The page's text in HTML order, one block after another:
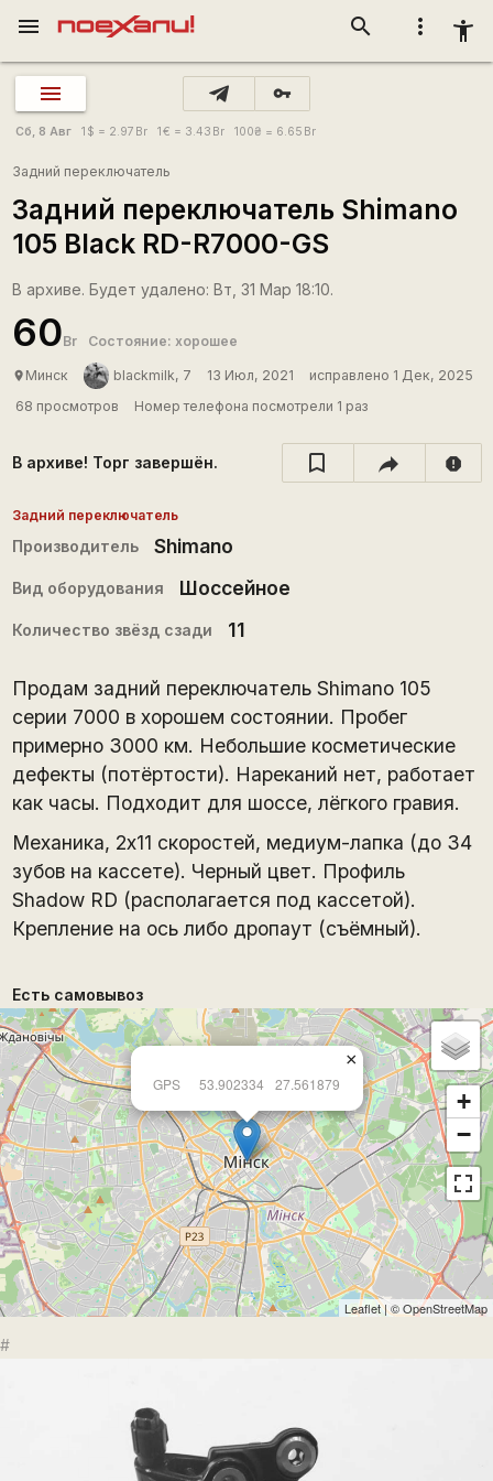
more_vert accessibility_new
search
menu
vpn_key
Сб, 8 Авг 1 $ = 2.97 Br 1€ = 3.43 Br 100₴ = 6.65 Br
Задний переключатель
Задний переключатель Shimano
105 Black RD-R7000-GS
В архиве. Будет удалено: Вт, 31 Мар 18:10.
60Br Состояние: хорошее
place Минск blackmilk, 7 13 Июл, 2021
исправлено 1 Дек, 2025
68 просмотров
Номер телефона посмотрели 1 раз
В архиве! Торг завершён. report
Задний переключатель
Производитель Shimano
Вид оборудования Шоссейное
Количество звёзд сзади 11
Продам задний переключатель Shimano 105
серии 7000 в хорошем состоянии. Пробег
примерно 3000 км. Небольшие косметические
дефекты (потёртости). Нареканий нет, работает
как часы. Подходит для шоссе, лёгкого гравия.
Механика, 2х11 скоростей, медиум-лапка (до 34
зубов на кассете). Черный цвет. Профиль
Shadow RD (располагается под кассетой).
Крепление на ось либо дропаут (съёмный).
Есть самовывоз
GPS 53.902334 27.561879
×
+
−
Leaflet| ©OpenStreetMap
#